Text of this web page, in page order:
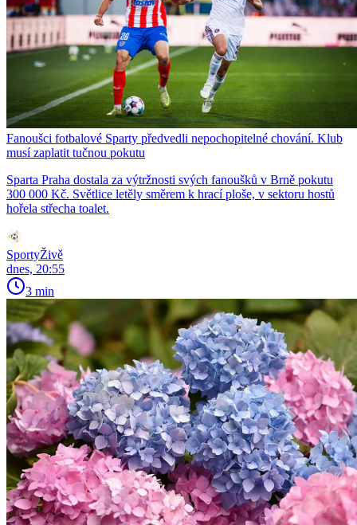
Fanoušci fotbalové Sparty předvedli nepochopitelné chování. Klub
musí zaplatit tučnou pokutu
Sparta Praha dostala za výtržnosti svých fanoušků v Brně pokutu
300 000 Kč. Světlice letěly směrem k hrací ploše, v sektoru hostů
hořela střecha toalet.
SportyŽivě
dnes, 20:55
3 min